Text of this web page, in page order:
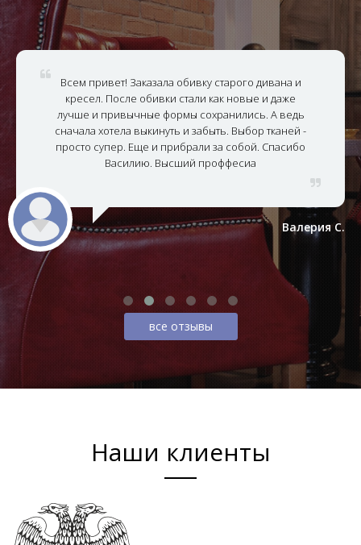
Заказала обивку старого дивана и
обивки стали как новые и даже
формы сохранились. А ведь
выкинуть и забыть. Выбор тканей -
Еще и прибрали за собой. Спасибо
Высший проффесиа
Валерия С.
Спасибо
ткани.
убрали
тон
все отзывы
Наши клиенты